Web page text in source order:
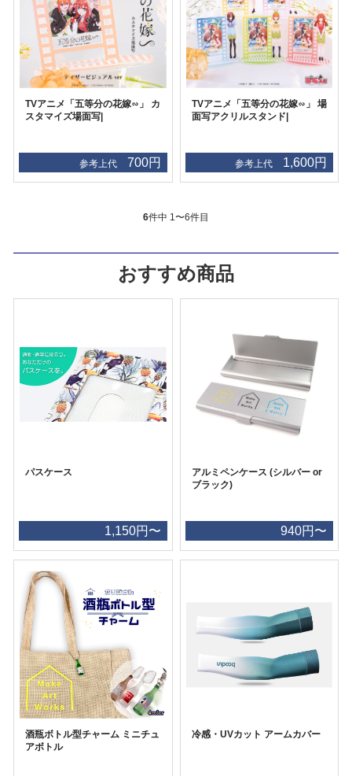
TVアニメ「五等分の花嫁∽」 カ
スタマイズ場面写|
参考上代 700円
TVアニメ「五等分の花嫁∽」 場
面写アクリルスタンド|
参考上代 1,600円
6件中 1〜6件目
おすすめ商品
パスケース
1,150円〜
アルミペンケース (シルバー or
ブラック)
940円〜
酒瓶ボトル型チャーム ミニチュ
アボトル
冷感・UVカット アームカバー